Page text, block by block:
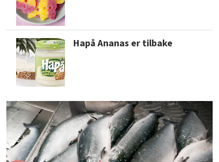
Hapå Ananas er tilbake